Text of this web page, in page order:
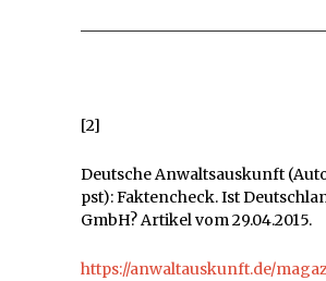
[2]
Deutsche Anwaltsauskunft
pst): Faktencheck. Ist
GmbH? Artikel vom 29.04.2015.
https://anwaltauskunft.de/